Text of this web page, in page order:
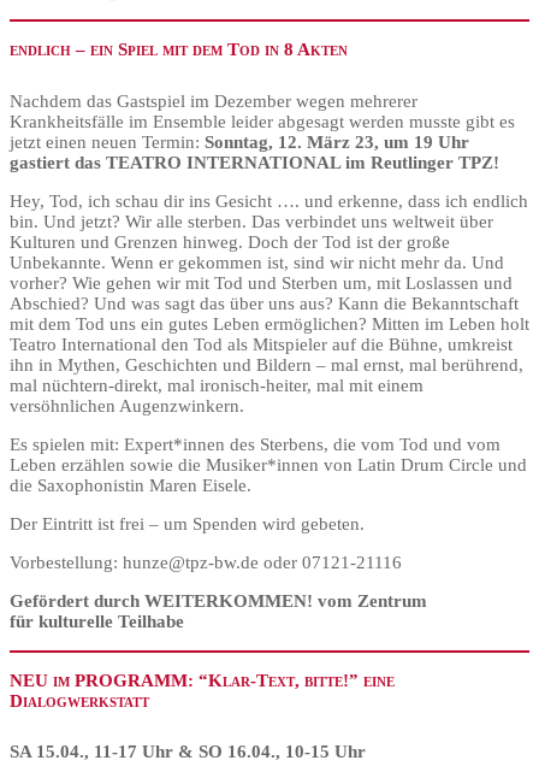
endlich – ein Spiel mit dem Tod in 8 Akten
Nachdem das Gastspiel im Dezember wegen mehrerer
Krankheitsfälle im Ensemble leider abgesagt werden musste gibt es
jetzt einen neuen Termin: Sonntag, 12. März 23, um 19 Uhr
gastiert das TEATRO INTERNATIONAL im Reutlinger TPZ!
Hey, Tod, ich schau dir ins Gesicht …. und erkenne, dass ich endlich
bin. Und jetzt? Wir alle sterben. Das verbindet uns weltweit über
Kulturen und Grenzen hinweg. Doch der Tod ist der große
Unbekannte. Wenn er gekommen ist, sind wir nicht mehr da. Und
vorher? Wie gehen wir mit Tod und Sterben um, mit Loslassen und
Abschied? Und was sagt das über uns aus? Kann die Bekanntschaft
mit dem Tod uns ein gutes Leben ermöglichen? Mitten im Leben holt
Teatro International den Tod als Mitspieler auf die Bühne, umkreist
ihn in Mythen, Geschichten und Bildern – mal ernst, mal berührend,
mal nüchtern-direkt, mal ironisch-heiter, mal mit einem
versöhnlichen Augenzwinkern.
Es spielen mit: Expert*innen des Sterbens, die vom Tod und vom
Leben erzählen sowie die Musiker*innen von Latin Drum Circle und
die Saxophonistin Maren Eisele.
Der Eintritt ist frei – um Spenden wird gebeten.
Vorbestellung: hunze@tpz-bw.de oder 07121-21116
Gefördert durch WEITERKOMMEN! vom Zentrum
für kulturelle Teilhabe
NEU im PROGRAMM: “Klar-Text, bitte!” eine
Dialogwerkstatt
SA 15.04., 11-17 Uhr & SO 16.04., 10-15 Uhr